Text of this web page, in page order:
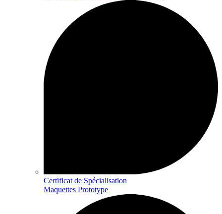
Certificat de Spécialisation
Maquettes Prototype